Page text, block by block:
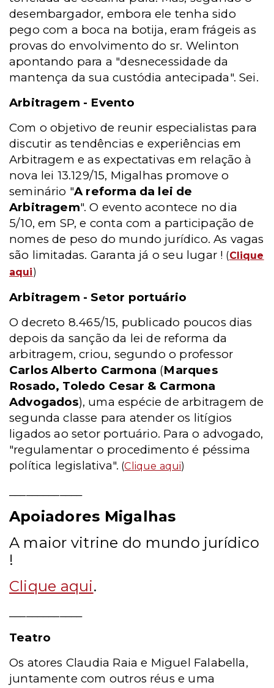
desembargador, embora ele tenha sido
pego com a boca na botija, eram frágeis as
provas do envolvimento do sr. Welinton
apontando para a "desnecessidade da
mantença da sua custódia antecipada". Sei.
Arbitragem - Evento
Com o objetivo de reunir especialistas para
discutir as tendências e experiências em
Arbitragem e as expectativas em relação à
nova lei 13.129/15, Migalhas promove o
seminário "A reforma da lei de
Arbitragem". O evento acontece no dia
5/10, em SP, e conta com a participação de
nomes de peso do mundo jurídico. As vagas
são limitadas. Garanta já o seu lugar ! (Clique
aqui)
Arbitragem - Setor portuário
O decreto 8.465/15, publicado poucos dias
depois da sanção da lei de reforma da
arbitragem, criou, segundo o professor
Carlos Alberto Carmona (Marques
Rosado, Toledo Cesar & Carmona
Advogados), uma espécie de arbitragem de
segunda classe para atender os litígios
ligados ao setor portuário. Para o advogado,
"regulamentar o procedimento é péssima
política legislativa". (Clique aqui)
Apoiadores Migalhas
A maior vitrine do mundo jurídico
!
Clique aqui.
Teatro
Os atores Claudia Raia e Miguel Falabella,
juntamente com outros réus e uma